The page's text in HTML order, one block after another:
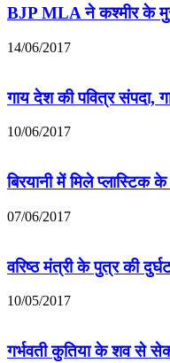
BJP MLA ने कश्मीर के
14/06/2017
गाय देश की पवित्र संपदा,
10/06/2017
बिरयानी में मिले प्लास्टिक
07/06/2017
वरिष्ठ मंत्री के पुत्र की
10/05/2017
गर्भवती कुतिया के शव से